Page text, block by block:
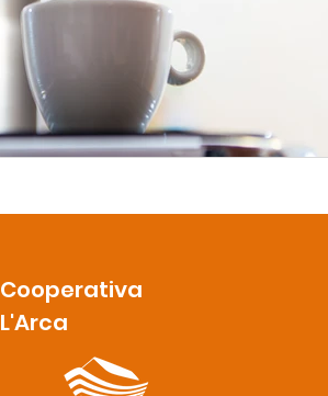
Cooperativa
L'Arca